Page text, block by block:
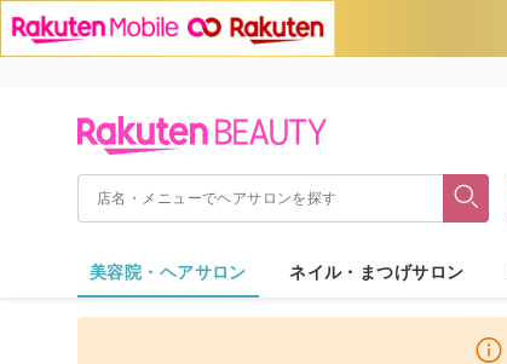
美容院・ヘアサロン ネイル・まつげサロン